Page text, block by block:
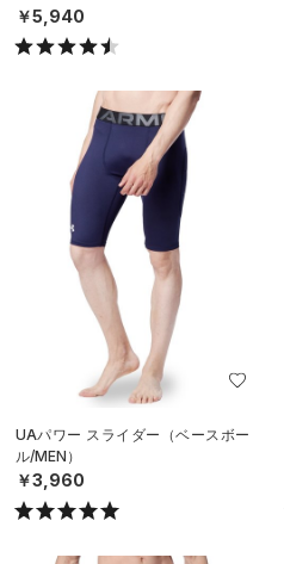
ツ （2枚セット）（ライフスタイル/
￥5,940
UAパワー スライダー（ベースボー
ル/MEN）
￥3,960